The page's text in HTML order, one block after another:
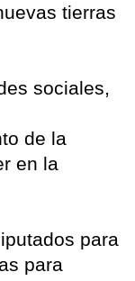
tierras
sociales,
de la
en la
para
para